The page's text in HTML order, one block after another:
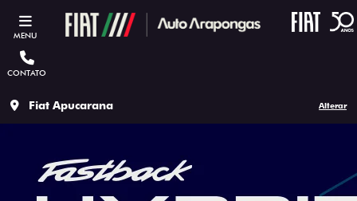
MENU
CONTATO
Fiat Apucarana Alterar